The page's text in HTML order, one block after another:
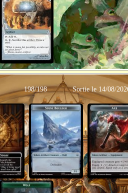
198/198 Sortie le 14/08/